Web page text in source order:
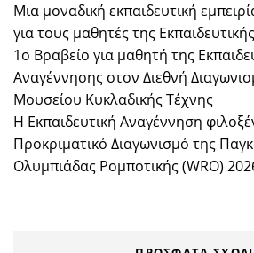
Μια μοναδική εκπαιδευτική
για τους μαθητές της
1ο Βραβείο για μαθητή της
Αναγέννησης στον Διεθνή
Μουσείου Κυκλαδικής Τέχνης
Η Εκπαιδευτική Αναγέννηση
Προκριματικό Διαγωνισμό της
Ολυμπιάδας Ρομποτικής (WRO)